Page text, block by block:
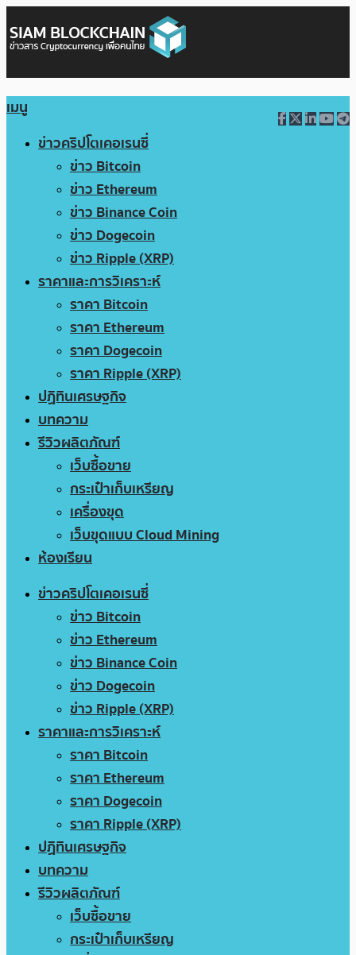
เมนู
ข่าวคริปโตเคอเรนซี่
ข่าว Bitcoin
ข่าว Ethereum
ข่าว Binance Coin
ข่าว Dogecoin
ข่าว Ripple (XRP)
ราคาและการวิเคราะห์
ราคา Bitcoin
ราคา Ethereum
ราคา Dogecoin
ราคา Ripple (XRP)
ปฏิทินเศรษฐกิจ
บทความ
รีวิวผลิตภัณฑ์
เว็บซื้อขาย
กระเป๋าเก็บเหรียญ
เครื่องขุด
เว็บขุดแบบ Cloud Mining
ห้องเรียน
ข่าวคริปโตเคอเรนซี่
ข่าว Bitcoin
ข่าว Ethereum
ข่าว Binance Coin
ข่าว Dogecoin
ข่าว Ripple (XRP)
ราคาและการวิเคราะห์
ราคา Bitcoin
ราคา Ethereum
ราคา Dogecoin
ราคา Ripple (XRP)
ปฏิทินเศรษฐกิจ
บทความ
รีวิวผลิตภัณฑ์
เว็บซื้อขาย
กระเป๋าเก็บเหรียญ